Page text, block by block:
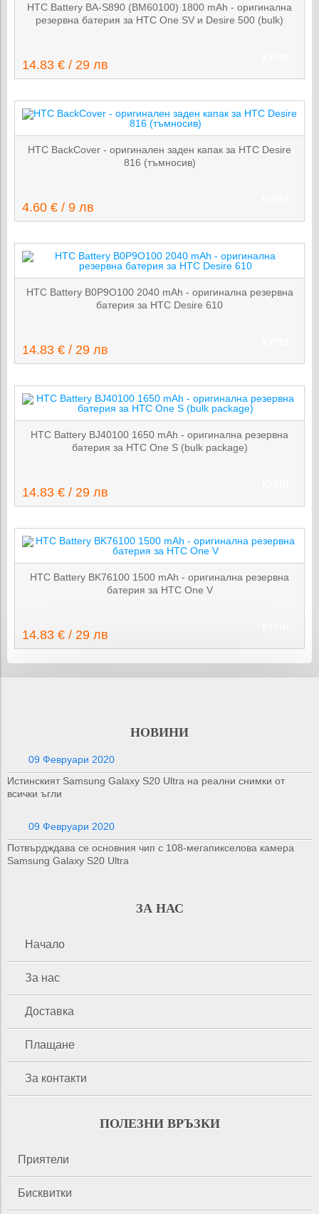
HTC Battery BA-S890 (BM60100) 1800 mAh - оригинална
резервна батерия за HTC One SV и Desire 500 (bulk)
14.83 € / 29 лв
HTC BackCover - оригинален заден капак за HTC Desire
816 (тъмносив)
4.60 € / 9 лв
HTC Battery B0P9O100 2040 mAh - оригинална резервна
батерия за HTC Desire 610
14.83 € / 29 лв
HTC Battery BJ40100 1650 mAh - оригинална резервна
батерия за HTC One S (bulk package)
14.83 € / 29 лв
HTC Battery BK76100 1500 mAh - оригинална резервна
батерия за HTC One V
14.83 € / 29 лв
НОВИНИ
09 Февруари 2020
Истинският Samsung Galaxy S20 Ultra на реални снимки от
всички ъгли
09 Февруари 2020
Потвърдждава се основния чип с 108-мегапикселова камера
Samsung Galaxy S20 Ultra
ЗА НАС
Начало
За нас
Доставка
Плащане
За контакти
ПОЛЕЗНИ ВРЪЗКИ
Приятели
Бисквитки